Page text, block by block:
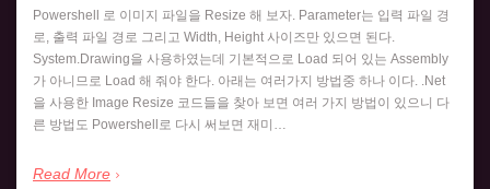
Powershell 로 이미지 파일을 Resize 해 보자. Parameter는 입력 파일 경
로, 출력 파일 경로 그리고 Width, Height 사이즈만 있으면 된다.
System.Drawing을 사용하였는데 기본적으로 Load 되어 있는 Assembly
가 아니므로 Load 해 줘야 한다. 아래는 여러가지 방법중 하나 이다. .Net
을 사용한 Image Resize 코드들을 찾아 보면 여러 가지 방법이 있으니 다
른 방법도 Powershell로 다시 써보면 재미…
Read More